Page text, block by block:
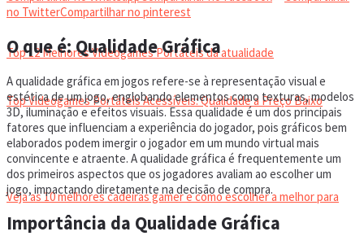
VIDEOGAMES PORTÁTEIS
Top 12 Melhores Videogames Portáteis da atualidade
Top Videogames Portáteis Acessíveis: Qualidade a Preço Baixo
CADEIRA GAMER
Veja as 10 melhores cadeiras gamer e como escolher a melhor para
no TwitterCompartilhar no pinterest
O que é: Qualidade Gráfica
A qualidade gráfica em jogos refere-se à representação visual e
estética de um jogo, englobando elementos como texturas, modelos
3D, iluminação e efeitos visuais. Essa qualidade é um dos principais
fatores que influenciam a experiência do jogador, pois gráficos bem
elaborados podem imergir o jogador em um mundo virtual mais
convincente e atraente. A qualidade gráfica é frequentemente um
dos primeiros aspectos que os jogadores avaliam ao escolher um
jogo, impactando diretamente na decisão de compra.
Importância da Qualidade Gráfica